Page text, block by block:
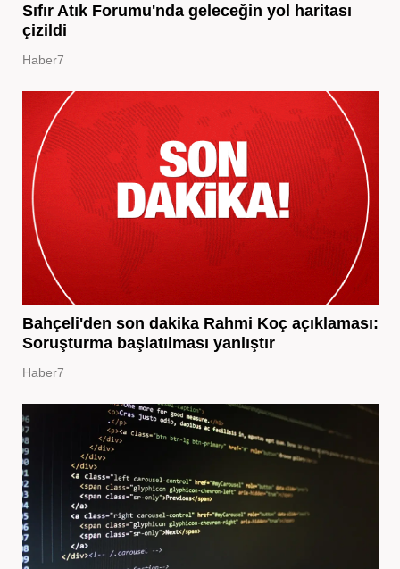
Sıfır Atık Forumu'nda geleceğin yol haritası
çizildi
Haber7
Bahçeli'den son dakika Rahmi Koç açıklaması:
Soruşturma başlatılması yanlıştır
Haber7